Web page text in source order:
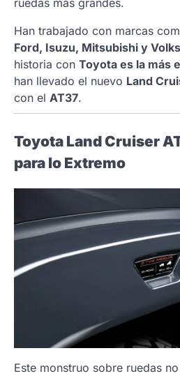
Han trabajado con marcas
Ford, Isuzu, Mitsubishi y
historia con Toyota es la más
han llevado el nuevo Land
con el AT37.
Toyota Land Cruiser
para lo Extremo
Este monstruo sobre ruedas